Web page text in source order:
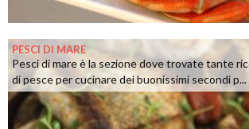
PESCI DI MARE
Pesci di mare è la sezione dove trovate tante
di pesce per cucinare dei buonissimi secondi p...